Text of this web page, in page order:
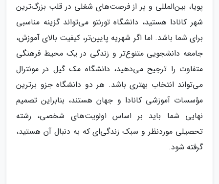
پویا، بین‌المللی و پر از فرصت‌های شغلی در قلب بزرگ‌ترین
شهر کانادا هستید، دانشگاه تورنتو می‌تواند گزینه مناسبی
برای شما باشد. اما اگر شهریه پایین‌تر، کیفیت بالای آموزش،
جامعه دانشجویی متنوع‌تر و زندگی در یک محیط فرهنگی
متفاوت را ترجیح می‌دهید، دانشگاه مک گیل در مونترال
می‌تواند انتخاب بهتری باشد. هر دو دانشگاه جزو برترین
مؤسسات آموزشی کانادا و جهان هستند، بنابراین تصمیم
نهایی شما باید بر اساس اولویت‌های شخصی، رشته
تحصیلی موردنظر و سبک زندگی‌ای که به دنبال آن هستید،
گرفته شود.